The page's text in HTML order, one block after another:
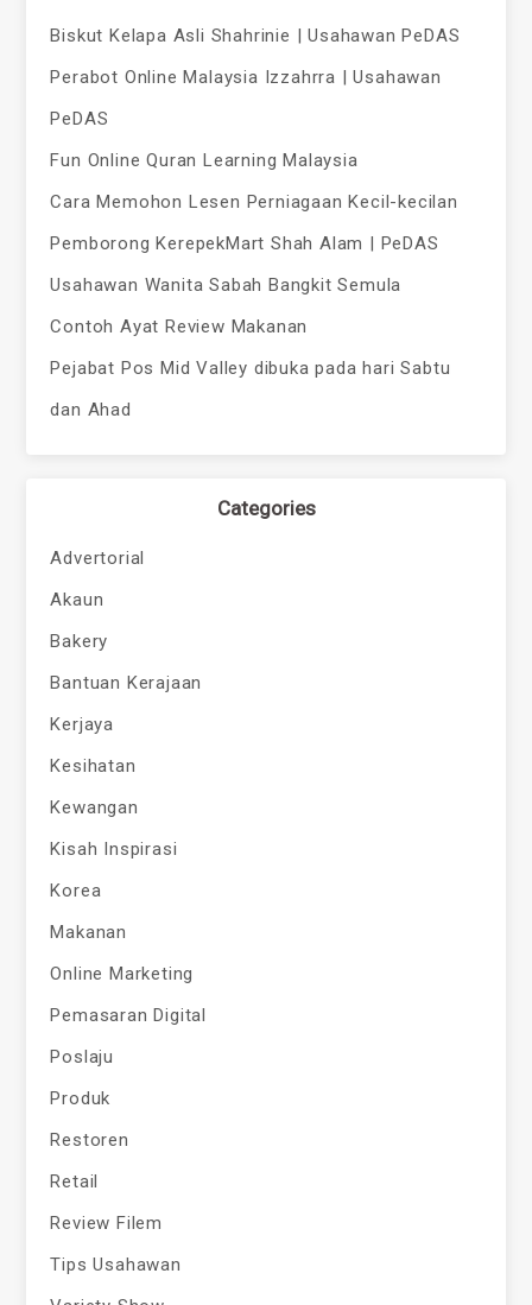
Biskut Kelapa Asli Shahrinie | Usahawan PeDAS
Perabot Online Malaysia Izzahrra | Usahawan
PeDAS
Fun Online Quran Learning Malaysia
Cara Memohon Lesen Perniagaan Kecil-kecilan
Pemborong KerepekMart Shah Alam | PeDAS
Usahawan Wanita Sabah Bangkit Semula
Contoh Ayat Review Makanan
Pejabat Pos Mid Valley dibuka pada hari Sabtu
dan Ahad
Categories
Advertorial
Akaun
Bakery
Bantuan Kerajaan
Kerjaya
Kesihatan
Kewangan
Kisah Inspirasi
Korea
Makanan
Online Marketing
Pemasaran Digital
Poslaju
Produk
Restoren
Retail
Review Filem
Tips Usahawan